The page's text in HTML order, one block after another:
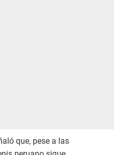
que, pese a las